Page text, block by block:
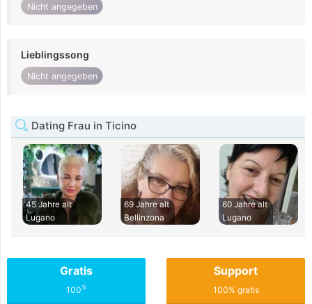
Nicht angegeben
Lieblingssong
Nicht angegeben
Dating Frau in Ticino
45 Jahre alt
Lugano
69 Jahre alt
Bellinzona
60 Jahre alt
Lugano
Gratis
100%
Support
100% gratis